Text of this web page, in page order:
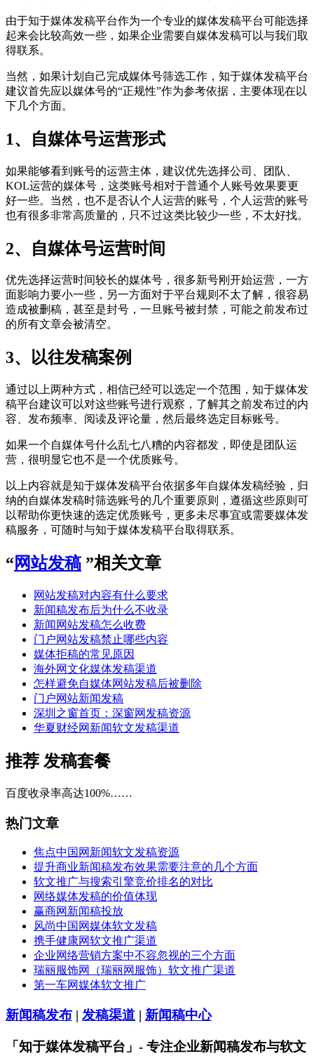
由于知于媒体发稿平台作为一个专业的媒体发稿平台可能选择
起来会比较高效一些，如果企业需要自媒体发稿可以与我们取
得联系。
当然，如果计划自己完成媒体号筛选工作，知于媒体发稿平台
建议首先应以媒体号的“正规性”作为参考依据，主要体现在以
下几个方面。
1、自媒体号运营形式
如果能够看到账号的运营主体，建议优先选择公司、团队、
KOL运营的媒体号，这类账号相对于普通个人账号效果要更
好一些。当然，也不是否认个人运营的账号，个人运营的账号
也有很多非常高质量的，只不过这类比较少一些，不太好找。
2、自媒体号运营时间
优先选择运营时间较长的媒体号，很多新号刚开始运营，一方
面影响力要小一些，另一方面对于平台规则不太了解，很容易
造成被删稿，甚至是封号，一旦账号被封禁，可能之前发布过
的所有文章会被清空。
3、以往发稿案例
通过以上两种方式，相信已经可以选定一个范围，知于媒体发
稿平台建议可以对这些账号进行观察，了解其之前发布过的内
容、发布频率、阅读及评论量，然后最终选定目标账号。
如果一个自媒体号什么乱七八糟的内容都发，即使是团队运
营，很明显它也不是一个优质账号。
以上内容就是知于媒体发稿平台依据多年自媒体发稿经验，归
纳的自媒体发稿时筛选账号的几个重要原则，遵循这些原则可
以帮助你更快速的选定优质账号，更多未尽事宜或需要媒体发
稿服务，可随时与知于媒体发稿平台取得联系。
“网站发稿 ”相关文章
网站发稿对内容有什么要求
新闻稿发布后为什么不收录
新闻网站发稿怎么收费
门户网站发稿禁止哪些内容
媒体拒稿的常见原因
海外网文化媒体发稿渠道
怎样避免自媒体网站发稿后被删除
门户网站新闻发稿
深圳之窗首页：深窗网发稿资源
华夏财经网新闻软文发稿渠道
推荐 发稿套餐
百度收录率高达100%……
热门文章
焦点中国网新闻软文发稿资源
提升商业新闻稿发布效果需要注意的几个方面
软文推广与搜索引擎竞价排名的对比
网络媒体发稿的价值体现
赢商网新闻稿投放
风尚中国网媒体软文发稿
携手健康网软文推广渠道
企业网络营销方案中不容忽视的三个方面
瑞丽服饰网（瑞丽网服饰）软文推广渠道
第一车网媒体软文推广
新闻稿发布 | 发稿渠道 | 新闻稿中心
「知于媒体发稿平台」- 专注企业新闻稿发布与软文